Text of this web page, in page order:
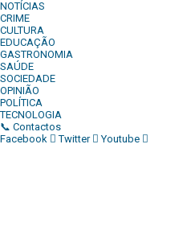
NOTÍCIAS
CRIME
CULTURA
EDUCAÇÃO
GASTRONOMIA
SAÚDE
SOCIEDADE
OPINIÃO
POLÍTICA
TECNOLOGIA
📞 Contactos
Facebook
Twitter Youtube